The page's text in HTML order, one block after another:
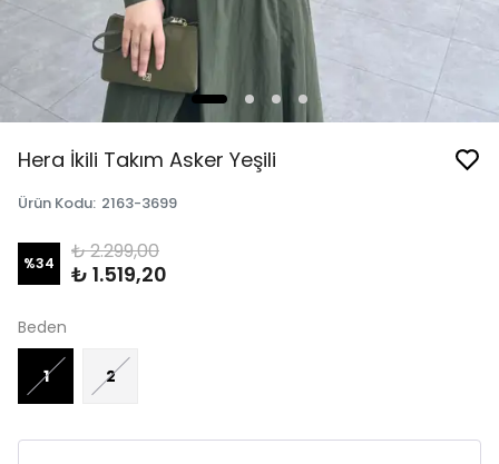
Hera İkili Takım Asker Yeşili
Ürün Kodu: 2163-3699
%34 ₺ 2.299,00
₺ 1.519,20
Beden
1 2